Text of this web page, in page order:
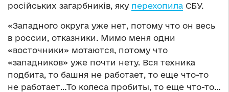
російських загарбників, яку перехопила СБУ.
«Западного округа уже нет, потому что он весь
в россии, отказники. Мимо меня одни
«восточники» мотаются, потому что
«западников» уже почти нету. Вся техника
подбита, то башня не работает, то еще что-то
не работает…То колеса пробиты, то еще что-то…